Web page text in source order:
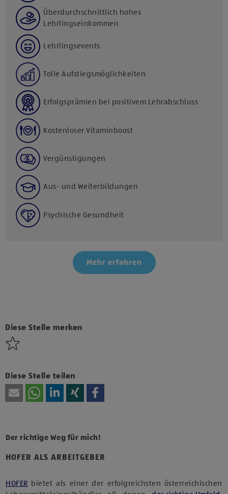
Überdurchschnittlich hohes
Lehrlingseinkommen
Lehrlingsevents
Tolle Aufstiegsmöglichkeiten
Erfolgsprämien bei positivem Lehrabschluss
Kostenloser Vitaminboost
Vergünstigungen
Aus- und Weiterbildungen
Psychische Gesundheit
Mehr erfahren
Diese Stelle merken
Diese Stelle teilen
HOFER ALS ARBEITGEBER
Der richtige Weg für mich!
HOFER bietet als einer der erfolgreichsten österreichischen